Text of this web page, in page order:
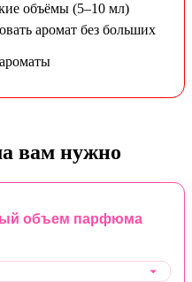
объёмы (5–10 мл)
аромат без больших
вам нужно
объем парфюма